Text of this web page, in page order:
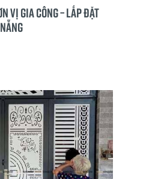
vị gia công – lắp đặt